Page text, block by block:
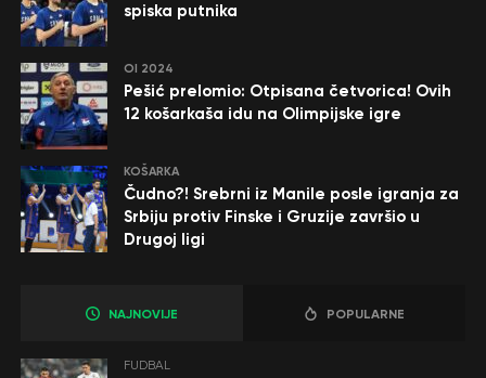
spiska putnika
OI 2024
Pešić prelomio: Otpisana četvorica! Ovih
12 košarkaša idu na Olimpijske igre
KOŠARKA
Čudno?! Srebrni iz Manile posle igranja za
Srbiju protiv Finske i Gruzije završio u
Drugoj ligi
NAJNOVIJE POPULARNE
FUDBAL